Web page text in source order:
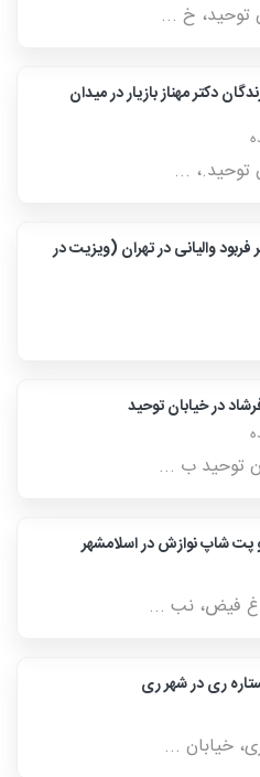
توحید، خ ...
دکتر مهناز بازیار در میدان
توحید.، ...
والیانی در تهران (ویزیت در
در خیابان توحید
توحید ب ...
پت شاپ نوازش در اسلامشهر
فیض، نب ...
ری در شهر ری
خیابان ...